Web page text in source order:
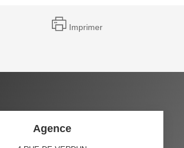
Imprimer
Agence